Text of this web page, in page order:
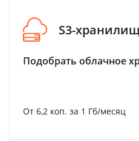
S3-
Подобрать облачное
От 6,2 коп. за 1 Гб/месяц